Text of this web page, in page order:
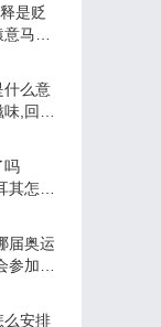
是贬
马是
什么意
,回头
吗
其怎么
届奥运
加国
么安排